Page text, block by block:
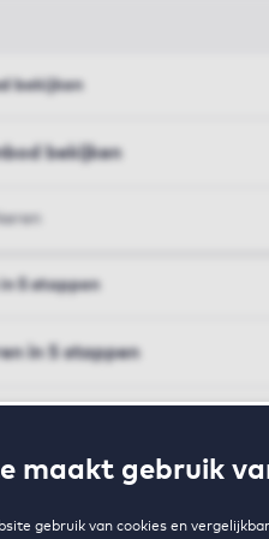
maakt gebruik
gebruik van cookies en
bekijken
bekijken
5 stappen
in 5 stappen
en toewijzing